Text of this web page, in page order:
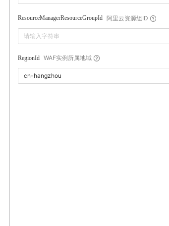
ResourceManagerResourceGroupId 阿里云资源组ID
RegionId WAF实例所属地域